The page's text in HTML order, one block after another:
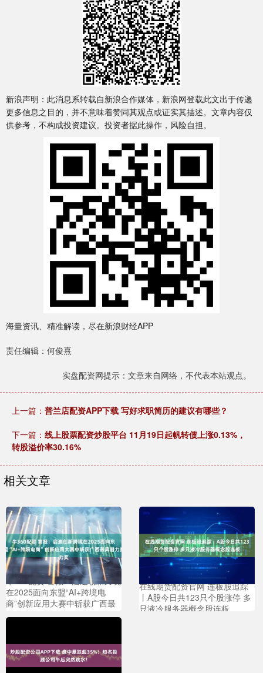
新浪声明：此消息系转载自新浪合作媒体，新浪网登载此文出于传递
更多信息之目的，并不意味着赞同其观点或证实其描述。文章内容仅
供参考，不构成投资建议。投资者据此操作，风险自担。
海量资讯、精准解读，尽在新浪财经APP
责任编辑：何俊熹
实盘配资网提示：文章来自网络，不代表本站观点。
上一篇： 普兰店配资APP下载 写好求职简历的建议有哪些？
下一篇： 线上股票配资炒股平台 11月19日起帆转债上涨0.13%，
转股溢价率30.16%
相关文章
牛360配资 喜报！启迪创新跨境
在2025面向东盟“AI+跨境电
商”创新应用大赛中斩获广西最
具潜力奖
在线期货配资官网 连板股追踪
丨A股今日共123只个股涨停 多
只液冷服务器概念股连板